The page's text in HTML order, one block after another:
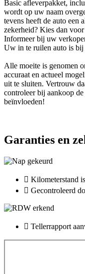
Basic afleverpakket,
wordt op uw naam
tevens heeft de auto een
zekerheid? Kies dan
Informeer bij uw
Uw in te ruilen auto is
Alle moeite is genomen
accuraat en actueel
uit te sluiten. Vertrouw
controleer bij aankoop
beïnvloeden!
Garanties en
Kilometerstand
Gecontroleerd
Tellerrapport